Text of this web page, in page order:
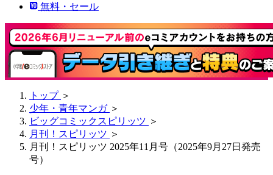
無料・セール
トップ ＞
少年・青年マンガ ＞
ビッグコミックスピリッツ ＞
月刊！スピリッツ ＞
月刊！スピリッツ 2025年11月号（2025年9月27日発売
号）